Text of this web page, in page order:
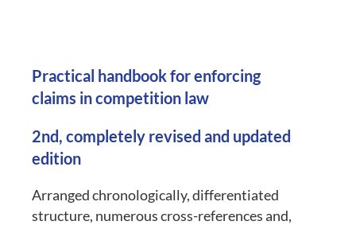
Practical handbook for enforcing
claims in competition law
2nd, completely revised and updated
edition
Arranged chronologically, differentiated
structure, numerous cross-references and,